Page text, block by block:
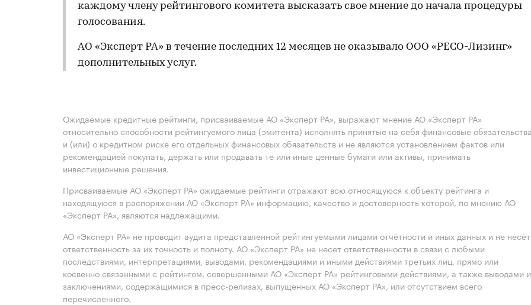
каждому члену рейтингового комитета высказать свое мнение до начала процедуры
голосования.
АО «Эксперт РА» в течение последних 12 месяцев не оказывало ООО «РЕСО-Лизинг»
дополнительных услуг.
Ожидаемые кредитные рейтинги, присваиваемые АО «Эксперт РА», выражают мнение АО «Эксперт РА»
относительно способности рейтингуемого лица (эмитента) исполнять принятые на себя финансовые
и (или) о кредитном риске его отдельных финансовых обязательств и не являются установлением фактов или
рекомендацией покупать, держать или продавать те или иные ценные бумаги или активы, принимать
инвестиционные решения.
Присваиваемые АО «Эксперт РА» ожидаемые рейтинги отражают всю относящуюся к объекту рейтинга и
находящуюся в распоряжении АО «Эксперт РА» информацию, качество и достоверность которой, по мнению АО
«Эксперт РА», являются надлежащими.
АО «Эксперт РА» не проводит аудита представленной рейтингуемыми лицами отчётности и иных данных и не несёт
ответственность за их точность и полноту. АО «Эксперт РА» не несет ответственности в связи с любыми
последствиями, интерпретациями, выводами, рекомендациями и иными действиями третьих лиц, прямо или
косвенно связанными с рейтингом, совершенными АО «Эксперт РА» рейтинговыми действиями, а также выводами и
заключениями, содержащимися в пресс-релизах, выпущенных АО «Эксперт РА», или отсутствием всего
перечисленного.